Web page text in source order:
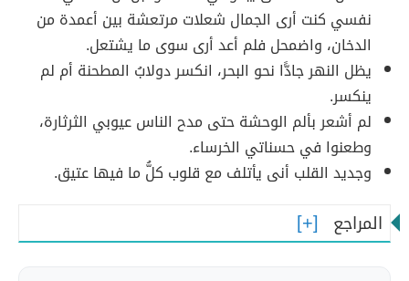
نفسي كنت أرى الجمال شعلات مرتعشة بين أعمدة من
الدخان، واضمحل فلم أعد أرى سوى ما يشتعل.
يظل النهر جادًّا نحو البحر، انكسر دولابُ المطحنة أم لم
ينكسر.
لم أشعر بألم الوحشة حتى مدح الناس عيوبي الثرثارة،
وطعنوا في حسناتي الخرساء.
وجديد القلب أنى يأتلف مع قلوب كلُّ ما فيها عتيق.
المراجع